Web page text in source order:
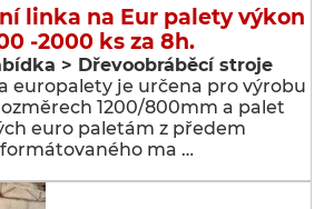
linka na Eur palety výkon
-2000 ks za 8h.
> Dřevoobráběcí stroje
europalety je určena pro výrobu
1200/800mm a palet
euro paletám z předem
ma …